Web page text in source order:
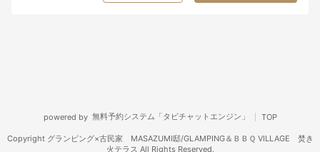
powered by 無料予約システム「タビチャットエンジン」 TOP
Copyright グランピング×古民家 MASAZUMI邸/GLAMPING＆ＢＢＱ VILLAGE 焚き
火テラス All Rights Reserved.